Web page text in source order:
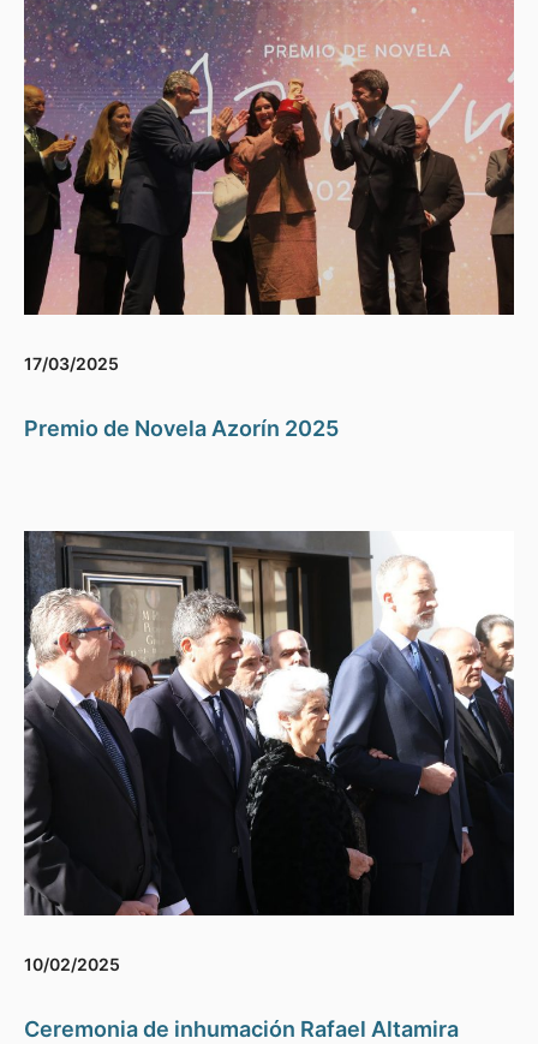
17/03/2025
Premio de Novela Azorín 2025
10/02/2025
Ceremonia de inhumación Rafael Altamira